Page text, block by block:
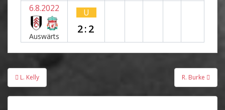
6.8.2022
Auswärts
U
2:2
Beitragsnavigation
L. Kelly R. Burke